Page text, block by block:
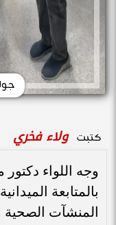
كتبت ولاء فخري
وجه اللواء
بالمتابعة
المنشآت